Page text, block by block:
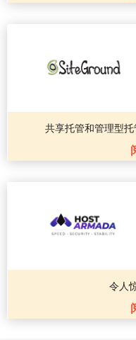
共享托管和管理型
令人